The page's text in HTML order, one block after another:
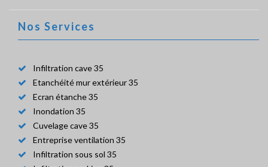
Nos Services
Infiltration cave 35
Etanchéité mur extérieur 35
Ecran étanche 35
Inondation 35
Cuvelage cave 35
Entreprise ventilation 35
Infiltration sous sol 35